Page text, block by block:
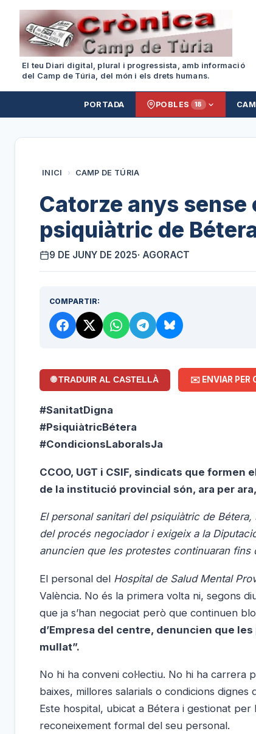
El teu Diari digital, plural i progressista, amb informació
del Camp de Túria, del món i els drets humans.
PORTADA POBLES 18
INICI › CAMP DE TÚRIA
Catorze anys
psiquiàtric de
9 DE JUNY DE 2025· AGORACT
COMPARTIR:
🌐 TRADUIR AL CASTELLÀ ✉️ ENVIAR PER
#SanitatDigna
#PsiquiàtricBétera
#CondicionsLaboralsJa
CCOO, UGT i CSIF, sindicats que
de la institució provincial són, ara per
El personal sanitari del psiquiàtric de
del procés negociador i exigeix a la
anuncien que les protestes continuaran
El personal del Hospital de Salud Mental
València. No és la primera volta ni, segons
que ja s’han negociat però que continuen
d’Empresa del centre, denuncien que
mullat”.
No hi ha conveni col·lectiu. No hi ha
baixes, millores salarials o condicions
Este hospital, ubicat a Bétera i gestionat per
reconeixement formal del seu personal.